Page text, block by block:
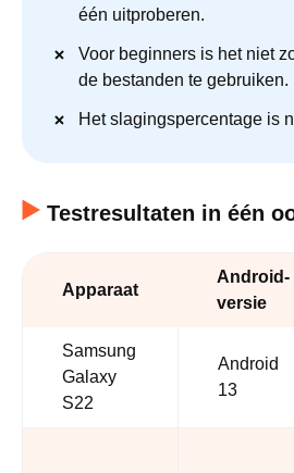
één uitproberen.
Voor beginners is het niet
de bestanden te gebruiken.
Het slagingspercentage is
Testresultaten in één
Apparaat
Android-
versie
Samsung
Galaxy
S22
Android
13